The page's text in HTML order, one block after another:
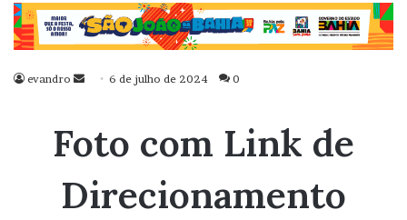
evandro
Mande
mail
6 de julho de 2024 0
Foto com Link de
Direcionamento